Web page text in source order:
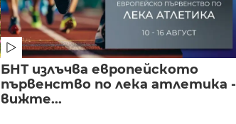
БНТ излъчва европейското
първенство по лека атлетика -
вижте...